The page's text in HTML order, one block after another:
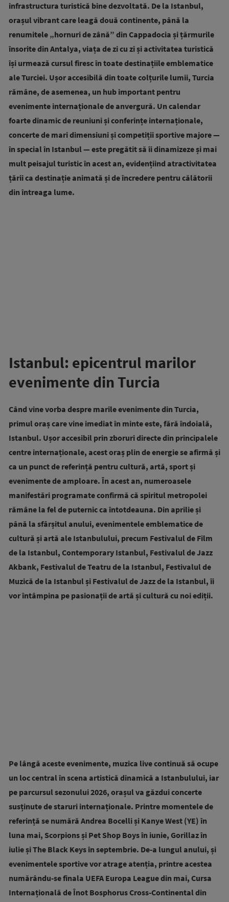
infrastructura turistică bine dezvoltată. De la Istanbul,
orașul vibrant care leagă două continente, până la
renumitele „hornuri de zână” din Cappadocia și țărmurile
însorite din Antalya, viața de zi cu zi și activitatea turistică
își urmează cursul firesc în toate destinațiile emblematice
ale Turciei. Ușor accesibilă din toate colțurile lumii, Turcia
rămâne, de asemenea, un hub important pentru
evenimente internaționale de anvergură. Un calendar
foarte dinamic de reuniuni și conferințe internaționale,
concerte de mari dimensiuni și competiții sportive majore —
în special în Istanbul — este pregătit să îi dinamizeze și mai
mult peisajul turistic în acest an, evidențiind atractivitatea
țării ca destinație animată și de încredere pentru călătorii
din întreaga lume.
Istanbul: epicentrul marilor
evenimente din Turcia
Când vine vorba despre marile evenimente din Turcia,
primul oraș care vine imediat în minte este, fără îndoială,
Istanbul. Ușor accesibil prin zboruri directe din principalele
centre internaționale, acest oraș plin de energie se afirmă și
ca un punct de referință pentru cultură, artă, sport și
evenimente de amploare. În acest an, numeroasele
manifestări programate confirmă că spiritul metropolei
rămâne la fel de puternic ca întotdeauna. Din aprilie și
până la sfârșitul anului, evenimentele emblematice de
cultură și artă ale Istanbulului, precum Festivalul de Film
de la Istanbul, Contemporary Istanbul, Festivalul de Jazz
Akbank, Festivalul de Teatru de la Istanbul, Festivalul de
Muzică de la Istanbul și Festivalul de Jazz de la Istanbul, îi
vor întâmpina pe pasionații de artă și cultură cu noi ediții.
Pe lângă aceste evenimente, muzica live continuă să ocupe
un loc central în scena artistică dinamică a Istanbulului, iar
pe parcursul sezonului 2026, orașul va găzdui concerte
susținute de staruri internaționale. Printre momentele de
referință se numără Andrea Bocelli și Kanye West (YE) în
luna mai, Scorpions și Pet Shop Boys în iunie, Gorillaz în
iulie și The Black Keys în septembrie. De-a lungul anului, și
evenimentele sportive vor atrage atenția, printre acestea
numărându-se finala UEFA Europa League din mai, Cursa
Internațională de Înot Bosphorus Cross-Continental din